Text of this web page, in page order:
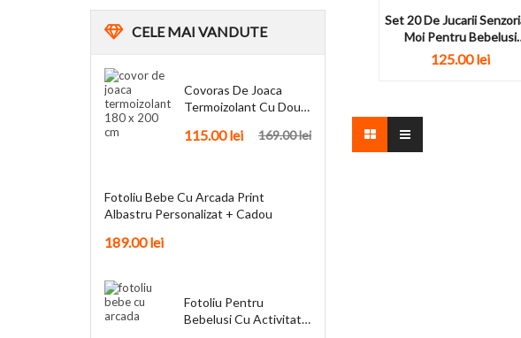
CELEMAI VANDUTE
Covoras De Joaca
Termoizolant Cu Doua
169.00lei
115.00lei
Fotoliu Bebe Cu Arcada Print
Albastru Personalizat + Cadou
189.00lei
Fotoliu Pentru
Bebelusi Cu Activitati
Set 20 De Jucarii
Moi Pentru Bebelusi
Huanger
125.00lei